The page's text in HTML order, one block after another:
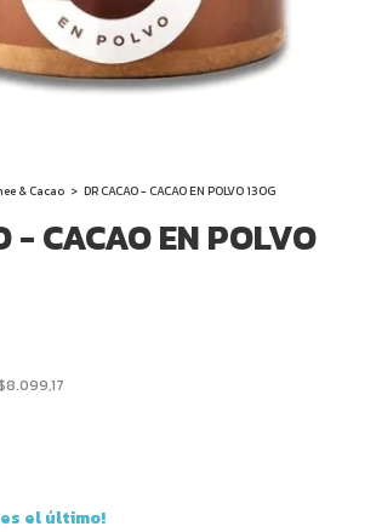
& Cacao > DR CACAO - CACAO EN POLVO 130G
- CACAO EN POLVO
el último!